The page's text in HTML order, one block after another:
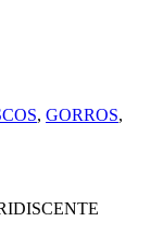
, GORROS,